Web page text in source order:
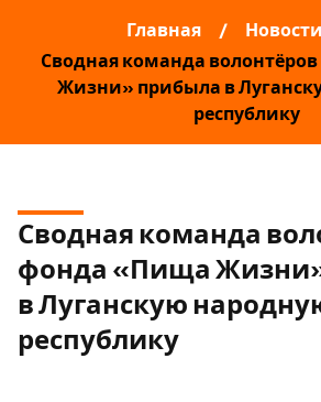
Главная
Новости
Сводная команда
Жизни» прибыла в
республику
Сводная команда
фонда «Пища
в Луганскую
республику